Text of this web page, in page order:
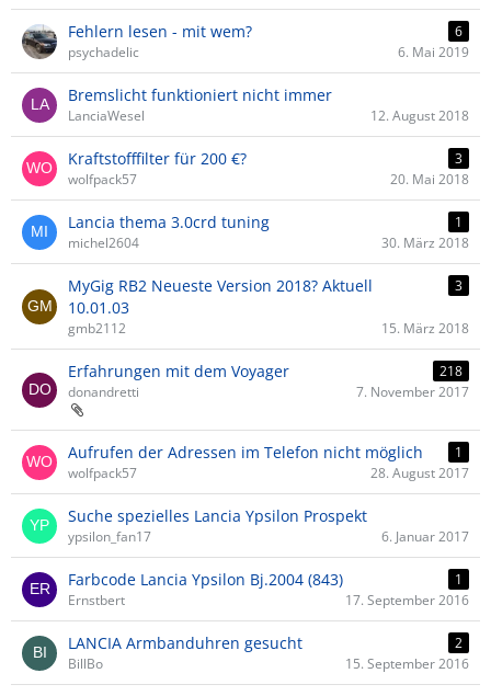
Fehlern lesen - mit wem?
6
psychadelic
6. Mai 2019
Bremslicht funktioniert nicht immer
LanciaWesel 12. August 2018
Kraftstofffilter für 200 €?
3
wolfpack57
20. Mai 2018
Lancia thema 3.0crd tuning
1
michel2604
30. März 2018
MyGig RB2 Neueste Version 2018? Aktuell
10.01.03
3
gmb2112 15. März 2018
Erfahrungen mit dem Voyager
218
donandretti
7. November 2017
Aufrufen der Adressen im Telefon nicht möglich
1
wolfpack57
28. August 2017
Suche spezielles Lancia Ypsilon Prospekt
ypsilon_fan17 6. Januar 2017
Farbcode Lancia Ypsilon Bj.2004 (843)
1
Ernstbert
17. September 2016
LANCIA Armbanduhren gesucht
2
BillBo
15. September 2016